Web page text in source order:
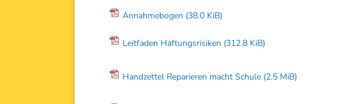
Annahmebogen (38.0 KiB)
Leitfaden Haftungsrisiken (312.8 KiB)
Handzettel Reparieren macht Schule (2.5 MiB)